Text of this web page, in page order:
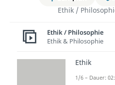
Ethik /
Deep
Wichtige
Ethik / Philosophie
Ethik & Philosophie
Ethik
1/6 – Dauer: